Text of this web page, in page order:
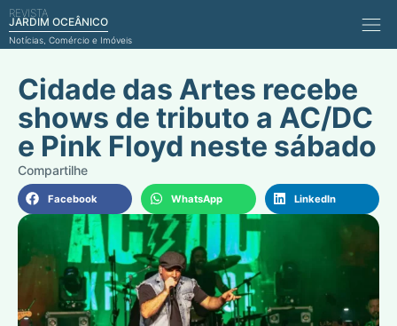
REVISTA
JARDIM OCEÂNICO
Notícias, Comércio e Imóveis
Cidade das Artes recebe
shows de tributo a AC/DC
e Pink Floyd neste sábado
Facebook WhatsApp LinkedIn